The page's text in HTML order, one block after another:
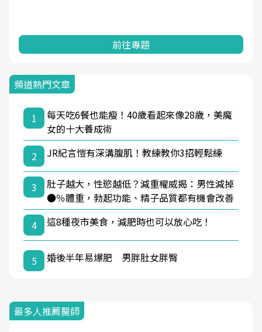
前往專題
頻道熱門文章
1
每天吃6餐也能瘦！40歲看起來像28歲，美魔
女的十大養成術
2
JR紀言愷有深溝腹肌！教練教你3招輕鬆練
3
肚子越大，性慾越低？減重權威揭：男性減掉
●％體重，勃起功能、精子品質都有機會改善
4
這8種夜市美食，減肥時也可以放心吃！
5 婚後半年易爆肥 男胖肚女胖臀
最多人推薦醫師